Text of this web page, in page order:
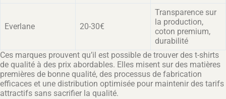
Everlane 20-30€
Transparence sur
la production,
coton premium,
durabilité
Ces marques prouvent qu’il est possible de trouver des t-shirts
de qualité à des prix abordables. Elles misent sur des matières
premières de bonne qualité, des processus de fabrication
efficaces et une distribution optimisée pour maintenir des tarifs
attractifs sans sacrifier la qualité.